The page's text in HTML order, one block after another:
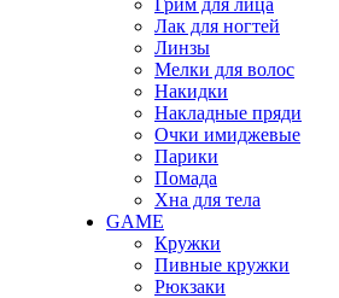
Лак для ногтей
Линзы
Мелки для волос
Накидки
Накладные пряди
Очки имиджевые
Парики
Помада
Хна для тела
GAME
Кружки
Пивные кружки
Рюкзаки